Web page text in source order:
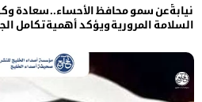
نيابةً عن سمو محافظ الأحساء.. سعادة
السلامة المرورية ويؤكد أهمية تكامل